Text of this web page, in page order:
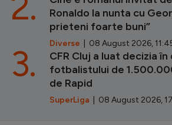
Ronaldo la nunta cu
prieteni foarte buni”
Diverse | 08 August 2026,
CFR Cluj a luat decizia în
fotbalistului de
de Rapid
SuperLiga | 08 August 2026,
3.